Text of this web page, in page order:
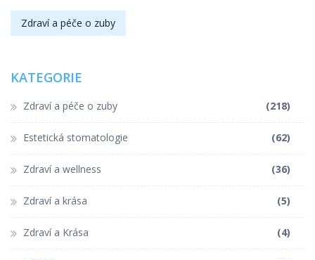
Zdraví a péče o zuby
KATEGORIE
Zdraví a péče o zuby (218)
Estetická stomatologie (62)
Zdraví a wellness (36)
Zdraví a krása (5)
Zdraví a Krása (4)